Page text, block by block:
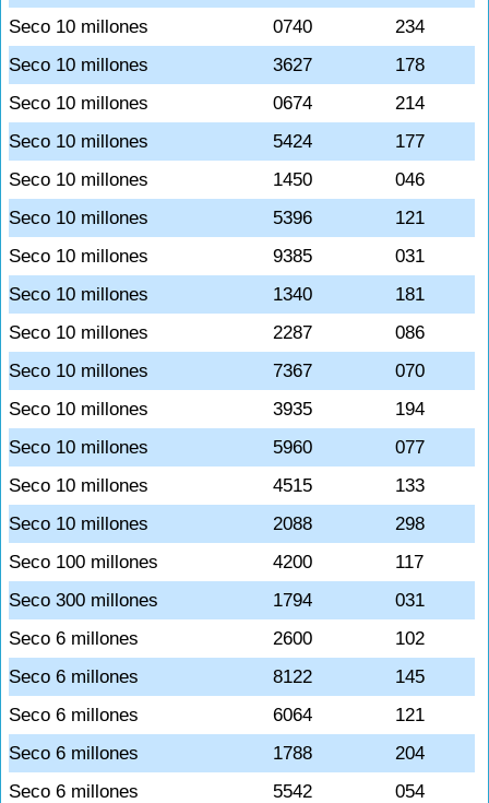
Seco 10 millones
0740
234
Seco 10 millones
3627
178
Seco 10 millones
0674
214
Seco 10 millones
5424
177
Seco 10 millones
1450
046
Seco 10 millones
5396
121
Seco 10 millones
9385
031
Seco 10 millones
1340
181
Seco 10 millones
2287
086
Seco 10 millones
7367
070
Seco 10 millones
3935
194
Seco 10 millones
5960
077
Seco 10 millones
4515
133
Seco 10 millones
2088
298
Seco 100 millones
4200
117
Seco 300 millones
1794
031
Seco 6 millones
2600
102
Seco 6 millones
8122
145
Seco 6 millones
6064
121
Seco 6 millones
1788
204
Seco 6 millones
5542
054